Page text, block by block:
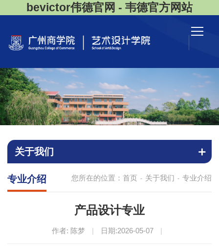
bevictor伟德官网 - 韦德官方网站
关于我们
您所在的位置： 首页 - 关于我们 - 专业介绍
专业介绍
产品设计专业
作者: 陈梦 | 日期:2026-05-07 |